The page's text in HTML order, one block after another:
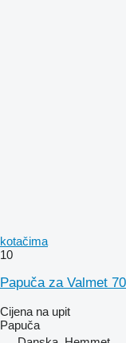
kotačima
10
Papuča za Valmet
Cijena na upit
Papuča